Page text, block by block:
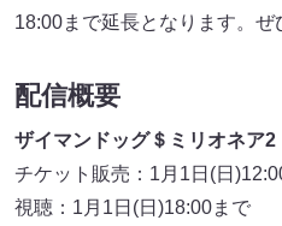
18:00まで延長となります。ぜ
配信概要
ザイマンドッグ＄ミリオネア2
チケット販売：1月1日(日
視聴：1月1日(日)18:00まで